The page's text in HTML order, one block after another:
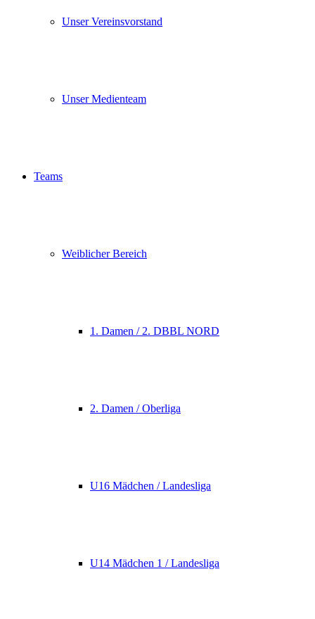
Unser Vereinsvorstand
Unser Medienteam
Teams
Weiblicher Bereich
1. Damen / 2. DBBL NORD
2. Damen / Oberliga
U16 Mädchen / Landesliga
U14 Mädchen 1 / Landesliga